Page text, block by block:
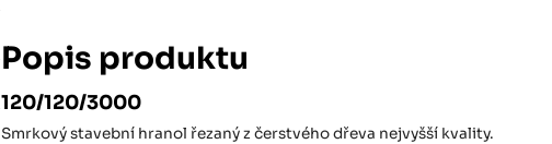
Popis produktu
120/120/3000
Smrkový stavební hranol řezaný z čerstvého dřeva nejvyšší kvality.